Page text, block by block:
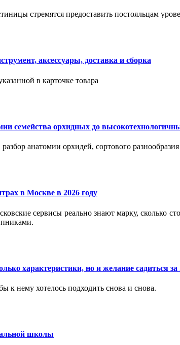
стремятся предоставить постояльцам
аксессуары, доставка и сборка
в карточке товара
семейства орхидных до
анатомии орхидей, сортового
в Москве в 2026 году
сервисы реально знают марку, сколько
характеристики, но и желание садиться за
к нему хотелось подходить снова и снова.
школы